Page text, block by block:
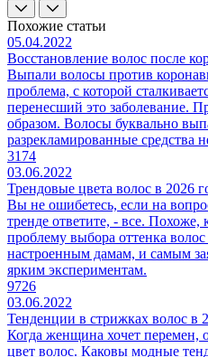
Похожие статьи
05.04.2022
Восстановление волос после
Выпали волосы против
проблема, с которой
перенесший это заболевание.
образом. Волосы буквально
разрекламированные средства
3174
03.06.2022
Трендовые цвета волос в 2026
Вы не ошибетесь, если на
тренде ответите, - все.
проблему выбора оттенка
настроенным дамам, и самым
ярким экспериментам.
9726
03.06.2022
Тенденции в стрижках волос в
Когда женщина хочет перемен,
цвет волос. Каковы модные